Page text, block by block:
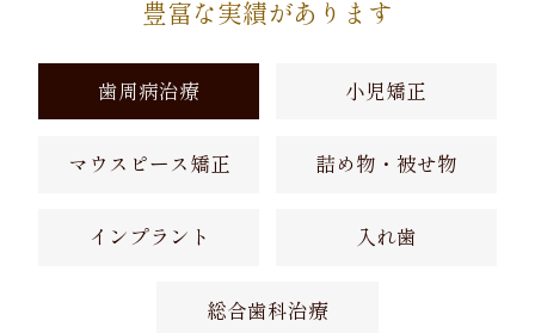
豊富な実績があります
歯周病治療 小児矯正
マウスピース矯正 詰め物・被せ物
インプラント 入れ歯
総合歯科治療